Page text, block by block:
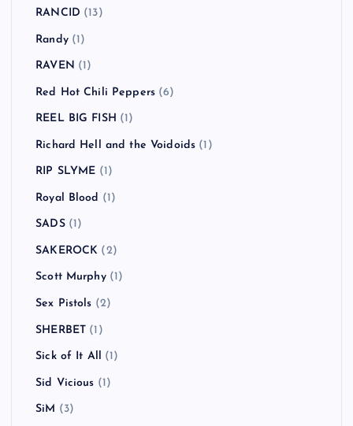
RANCID (13)
Randy(1)
RAVEN (1)
Red Hot Chili Peppers (6)
REEL BIG FISH (1)
Richard Hell and the Voidoids (1)
RIP SLYME (1)
Royal Blood (1)
SADS(1)
SAKEROCK (2)
Scott Murphy(1)
Sex Pistols (2)
SHERBET (1)
Sick of It All (1)
Sid Vicious (1)
SiM (3)